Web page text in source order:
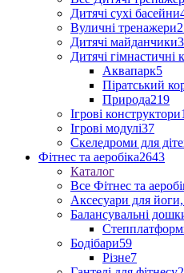
Дитячі сухі басейни
Вуличні тренажери
Дитячі майданчики
Дитячі гімнастичні
Аквапарк5
Піратський
Природа219
Ігрові конструктори
Ігрові модулі37
Скеледроми для
Фітнес та аеробіка2643
Каталог
Все Фітнес та
Аксесуари для йоги,
Балансувальні
Бодібари59
Різне7